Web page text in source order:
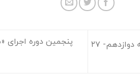
کارگاه انگیزشی برای دانش‌آموزان پایه دوازدهم- ۲۷
پنجمین دوره اجرای «طرح افطار